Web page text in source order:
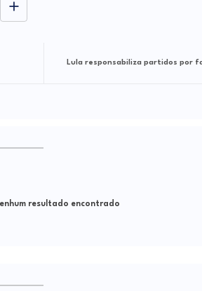
Lula responsabiliza partidos por
resultado encontrado